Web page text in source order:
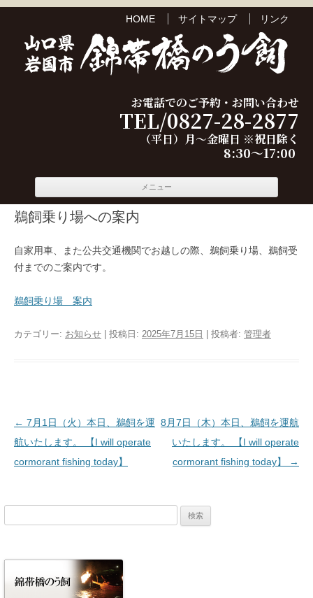
HOME サイトマップ リンク
お電話でのご予約・お問い合わせ
TEL/0827-28-2877
（平日）月～金曜日 ※祝日除く
8:30～17:00
メニュー
鵜飼乗り場への案内
自家用車、また公共交通機関でお越しの際、鵜飼乗り場、鵜飼受
付までのご案内です。
鵜飼乗り場 案内
カテゴリー: お知らせ | 投稿日: 2025年7月15日 投稿者: 管理者
投稿ナビゲーション
← 7月1日（火）本日、鵜飼を運
航いたします。 【I will operate
cormorant fishing today】
8月7日（木）本日、鵜飼を運航
いたします。 【I will operate
cormorant fishing today】
→